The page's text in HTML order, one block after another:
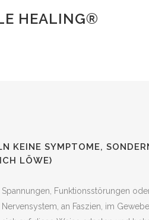
HEALING®
KEINE SYMPTOME,
LÖWE)
Spannungen, Funktionsstörungen
Nervensystem, an Faszien, im